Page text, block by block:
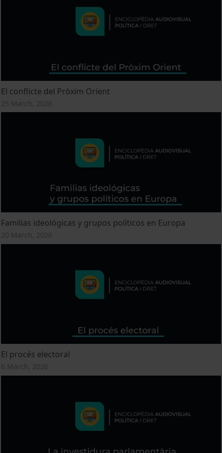
El conflicte del Pròxim Orient
25 March, 2026
Familias ideológicas y grupos políticos en Europa
20 March, 2026
El procés electoral
6 March, 2026